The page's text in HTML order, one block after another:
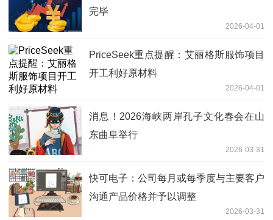
完毕
2026-04-01
PriceSeek重点提醒：艾丽格斯服饰项目
开工利好原材料
2026-04-01
消息！2026海峡两岸孔子文化春会在山
东曲阜举行
2026-03-31
快可电子：公司每月或每季度与主要客户
沟通产品价格并予以调整
2026-03-31